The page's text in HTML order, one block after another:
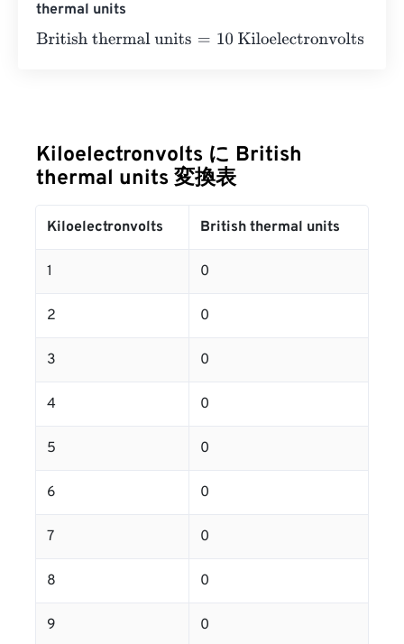
thermal units
British thermal units=10 Kiloelectronvolts×
Kiloelectronvolts に British
thermal units 変換表
Kiloelectronvolts British thermal units
1 0
2 0
3 0
4 0
5 0
6 0
7 0
8 0
9 0